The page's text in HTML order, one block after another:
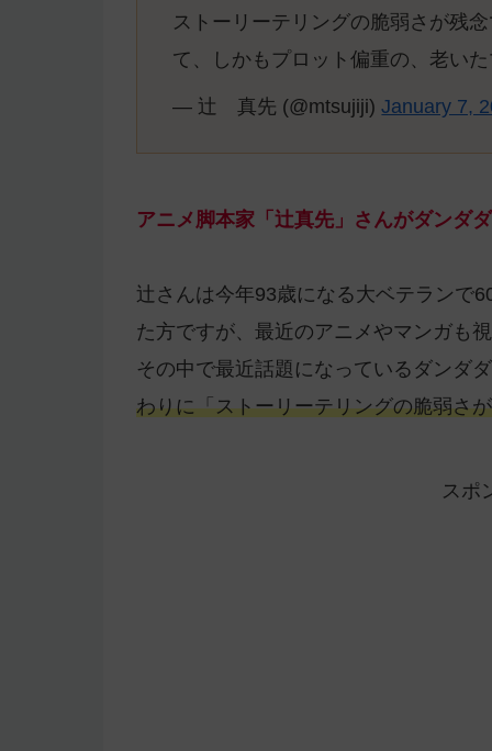
ストーリーテリングの脆弱さが残
て、しかもプロット偏重の、老い
— 辻 真先 (@mtsujiji)January 7,
アニメ脚本家「辻真先」さんがダンダ
辻さんは今年93歳になる大ベテランで
た方ですが、最近のアニメやマンガも
その中で最近話題になっているダンダ
わりに「ストーリーテリングの脆弱さ
スポ